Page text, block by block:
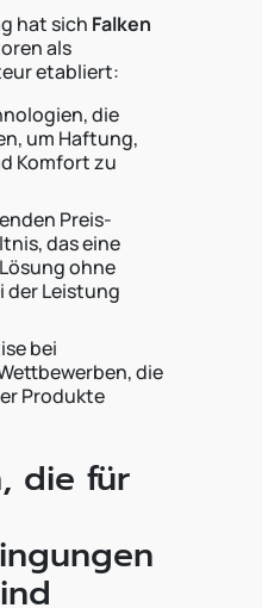
hat sich Falken
als
etabliert:
die
um Haftung,
Komfort zu
Preis-
das eine
ohne
der Leistung
bei
die
Produkte
die für